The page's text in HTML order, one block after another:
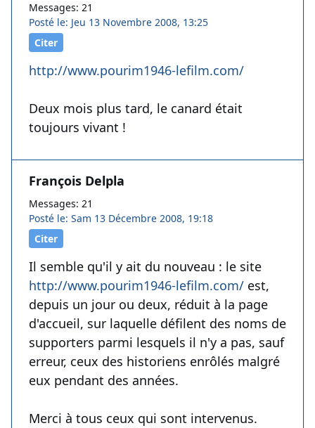
Messages: 21
Posté le: Jeu 13 Novembre 2008, 13:25
Citer
http://www.pourim1946-lefilm.com/
Deux mois plus tard, le canard était
toujours vivant !
François Delpla
Messages: 21
Posté le: Sam 13 Décembre 2008, 19:18
Citer
Il semble qu'il y ait du nouveau : le site
http://www.pourim1946-lefilm.com/ est,
depuis un jour ou deux, réduit à la page
d'accueil, sur laquelle défilent des noms de
supporters parmi lesquels il n'y a pas, sauf
erreur, ceux des historiens enrôlés malgré
eux pendant des années.
Merci à tous ceux qui sont intervenus.